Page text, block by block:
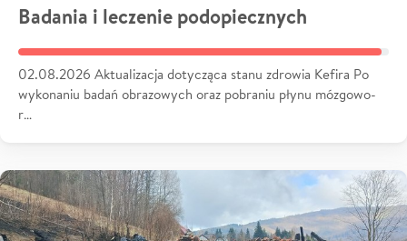
Badania i leczenie podopiecznych
02.08.2026 Aktualizacja dotycząca stanu zdrowia Kefira Po
wykonaniu badań obrazowych oraz pobraniu płynu mózgowo-
r…